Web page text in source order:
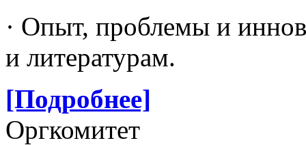
· Опыт, проблемы и
и литературам.
[Подробнее]
Оргкомитет